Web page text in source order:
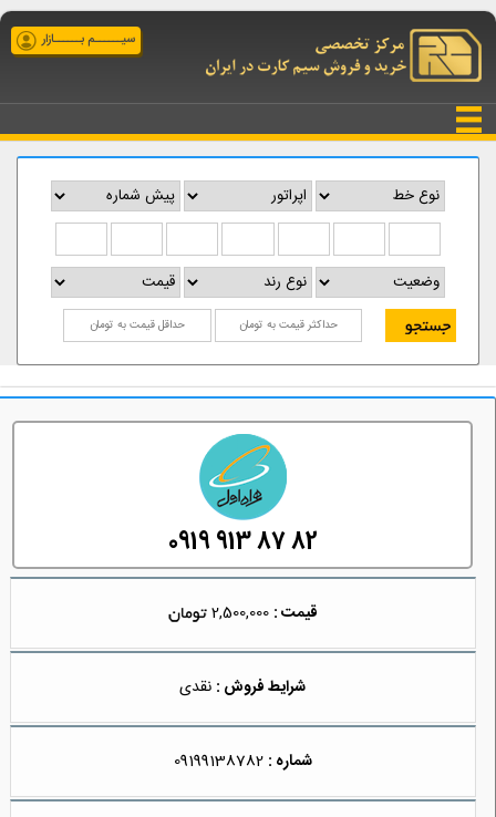
سیــــــم بــــــازار
0919 913 87 82
قیمت : 2,500,000
شرایط فروش : نقدی
شماره : 09199138782